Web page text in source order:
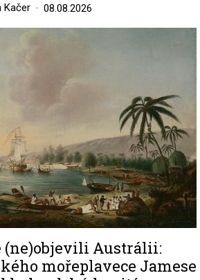
Kačer 08.08.2026
(ne)objevili Austrálii:
mořeplavece Jamese